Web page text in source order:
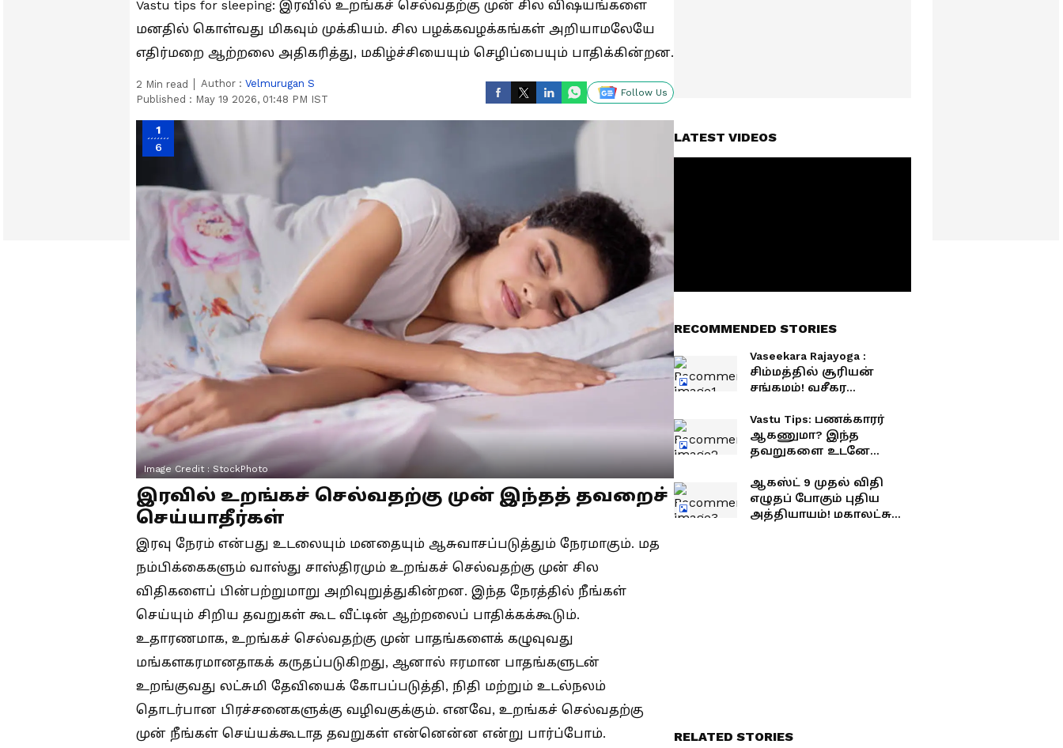
Vastu tips for sleeping: இரவில் உறங்கச் செல்வதற்கு முன் சில விஷயங்களை
மனதில் கொள்வது மிகவும் முக்கியம். சில பழக்கவழக்கங்கள் அறியாமலேயே
எதிர்மறை ஆற்றலை அதிகரித்து, மகிழ்ச்சியையும் செழிப்பையும் பாதிக்கின்றன.
2 Min read Author : Velmurugan S
Published : May 19 2026, 01:48 PM IST
Follow Us
1
6
Image Credit : StockPhoto
இரவில் உறங்கச் செல்வதற்கு முன் இந்தத் தவறைச்
செய்யாதீர்கள்
இரவு நேரம் என்பது உடலையும் மனதையும் ஆசுவாசப்படுத்தும் நேரமாகும். மத
நம்பிக்கைகளும் வாஸ்து சாஸ்திரமும் உறங்கச் செல்வதற்கு முன் சில
விதிகளைப் பின்பற்றுமாறு அறிவுறுத்துகின்றன. இந்த நேரத்தில் நீங்கள்
செய்யும் சிறிய தவறுகள் கூட வீட்டின் ஆற்றலைப் பாதிக்கக்கூடும்.
உதாரணமாக, உறங்கச் செல்வதற்கு முன் பாதங்களைக் கழுவுவது
மங்களகரமானதாகக் கருதப்படுகிறது, ஆனால் ஈரமான பாதங்களுடன்
உறங்குவது லட்சுமி தேவியைக் கோபப்படுத்தி, நிதி மற்றும் உடல்நலம்
தொடர்பான பிரச்சனைகளுக்கு வழிவகுக்கும். எனவே, உறங்கச் செல்வதற்கு
முன் நீங்கள் செய்யக்கூடாத தவறுகள் என்னென்ன என்று பார்ப்போம்.
LATEST VIDEOS
RECOMMENDED STORIES
Vaseekara Rajayoga :
சிம்மத்தில் சூரியன்
சங்கமம்! வசீகர
கோடிகளில் புரளப்
போகும் 4 ராசிகள்!
Vastu Tips: பணக்காரர்
ஆகணுமா? இந்த
தவறுகளை உடனே
காசு தங்காது!
ஆகஸ்ட் 9 முதல் விதி
எழுதப் போகும் புதிய
அத்தியாயம்! மகாலட்சுமி
RELATED STORIES